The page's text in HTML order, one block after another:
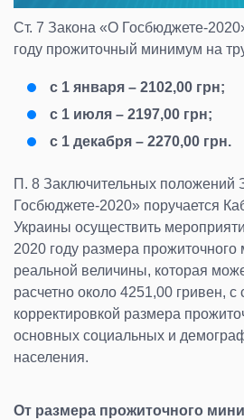
Ст. 7 Закона «О Госбюджете-
году прожиточный минимум на
с 1 января – 2102,00 грн;
с 1 июля – 2197,00 грн;
с 1 декабря – 2270,00 грн.
П. 8 Заключительных положений
Госбюджете-2020» поручается
Украины осуществить
2020 году размера прожиточного
реальной величины, которая
расчетно около 4251,00 гривен,
корректировкой размера
основных социальных и
населения.
От размера прожиточного